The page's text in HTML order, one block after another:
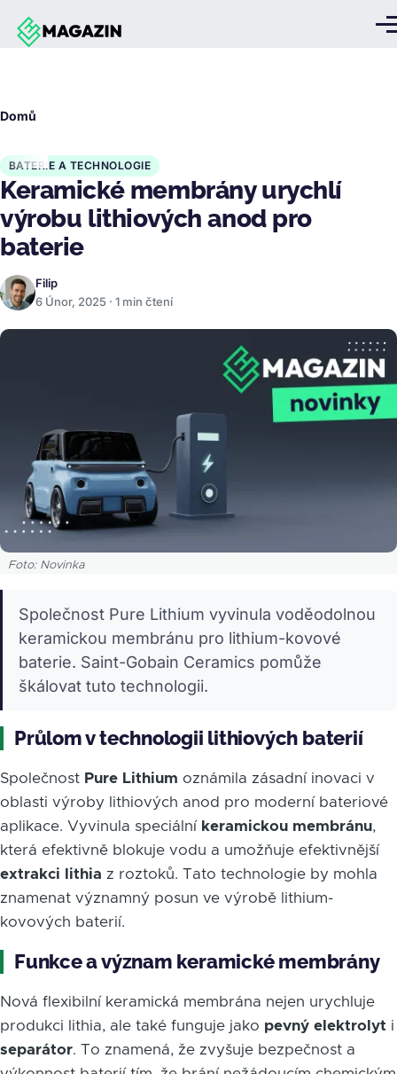
Přejít k hlavnímu obsahu
Domů
BATERIE A TECHNOLOGIE
Keramické membrány urychlí
výrobu lithiových anod pro
baterie
Filip
6 Únor, 2025 · 1 min čtení
Foto: Novinka
Společnost Pure Lithium vyvinula voděodolnou
keramickou membránu pro lithium-kovové
baterie. Saint-Gobain Ceramics pomůže
škálovat tuto technologii.
Průlom v technologii lithiových baterií
Společnost Pure Lithium oznámila zásadní inovaci v
oblasti výroby lithiových anod pro moderní bateriové
aplikace. Vyvinula speciální keramickou membránu,
která efektivně blokuje vodu a umožňuje efektivnější
extrakci lithia z roztoků. Tato technologie by mohla
znamenat významný posun ve výrobě lithium-
kovových baterií.
Funkce a význam keramické membrány
Nová flexibilní keramická membrána nejen urychluje
produkci lithia, ale také funguje jako pevný elektrolyt i
separátor. To znamená, že zvyšuje bezpečnost a